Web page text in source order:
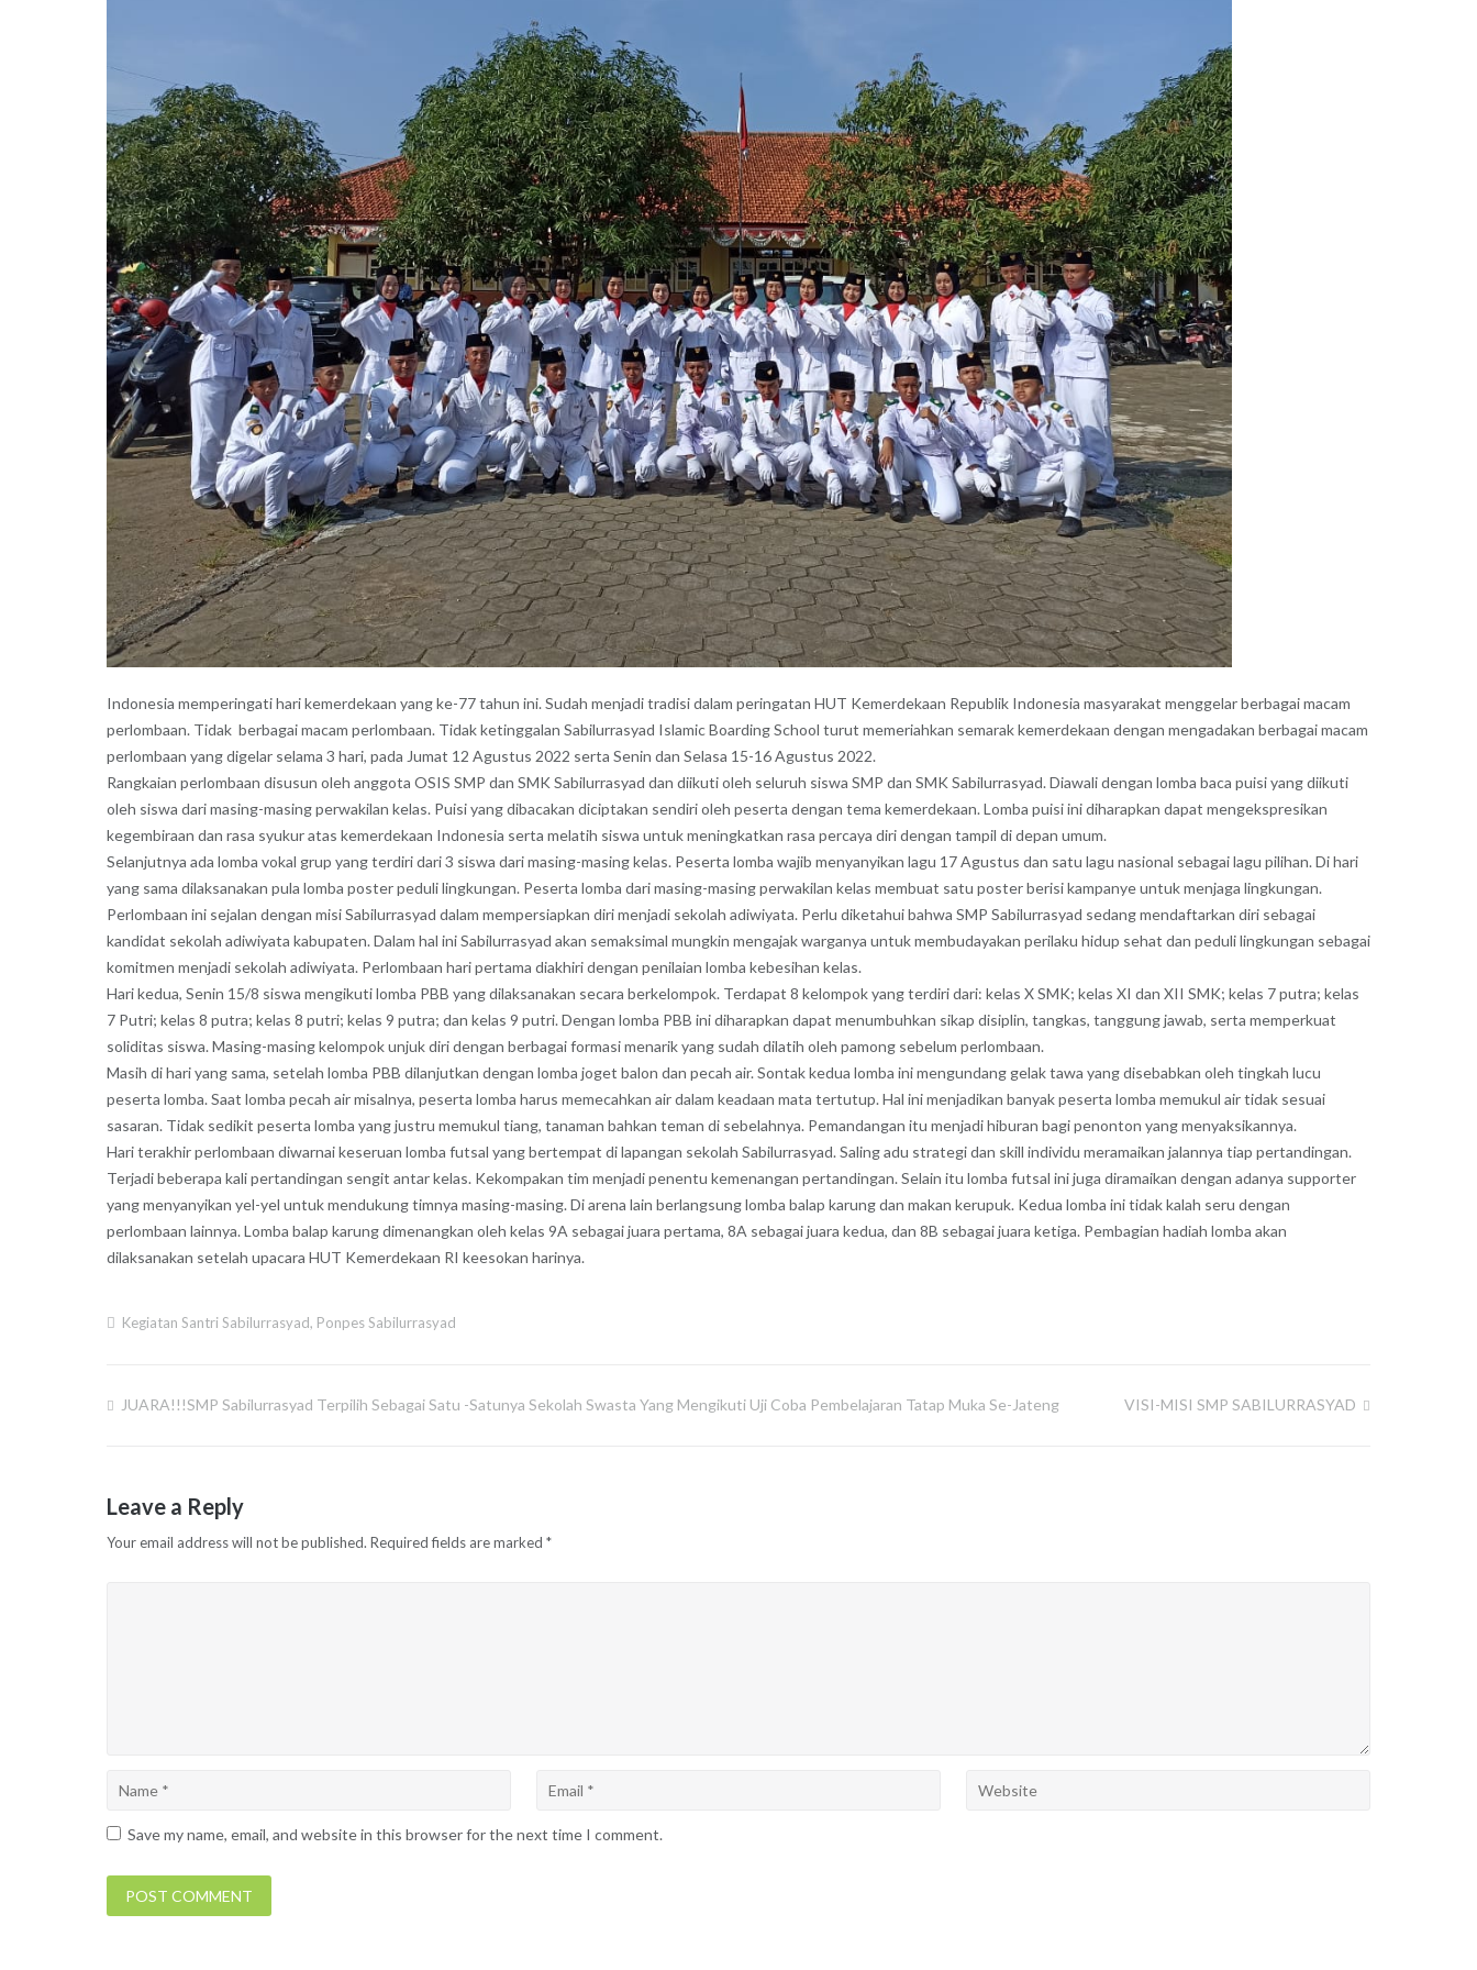
Indonesia memperingati hari kemerdekaan yang ke-77 tahun ini. Sudah menjadi tradisi dalam peringatan HUT Kemerdekaan Republik Indonesia masyarakat menggelar berbagai macam
perlombaan. Tidak berbagai macam perlombaan. Tidak ketinggalan Sabilurrasyad Islamic Boarding School turut memeriahkan semarak kemerdekaan dengan mengadakan berbagai macam
perlombaan yang digelar selama 3 hari, pada Jumat 12 Agustus 2022 serta Senin dan Selasa 15-16 Agustus 2022.
Rangkaian perlombaan disusun oleh anggota OSIS SMP dan SMK Sabilurrasyad dan diikuti oleh seluruh siswa SMP dan SMK Sabilurrasyad. Diawali dengan lomba baca puisi yang diikuti
oleh siswa dari masing-masing perwakilan kelas. Puisi yang dibacakan diciptakan sendiri oleh peserta dengan tema kemerdekaan. Lomba puisi ini diharapkan dapat mengekspresikan
kegembiraan dan rasa syukur atas kemerdekaan Indonesia serta melatih siswa untuk meningkatkan rasa percaya diri dengan tampil di depan umum.
Selanjutnya ada lomba vokal grup yang terdiri dari 3 siswa dari masing-masing kelas. Peserta lomba wajib menyanyikan lagu 17 Agustus dan satu lagu nasional sebagai lagu pilihan. Di hari
yang sama dilaksanakan pula lomba poster peduli lingkungan. Peserta lomba dari masing-masing perwakilan kelas membuat satu poster berisi kampanye untuk menjaga lingkungan.
Perlombaan ini sejalan dengan misi Sabilurrasyad dalam mempersiapkan diri menjadi sekolah adiwiyata. Perlu diketahui bahwa SMP Sabilurrasyad sedang mendaftarkan diri sebagai
kandidat sekolah adiwiyata kabupaten. Dalam hal ini Sabilurrasyad akan semaksimal mungkin mengajak warganya untuk membudayakan perilaku hidup sehat dan peduli lingkungan sebagai
komitmen menjadi sekolah adiwiyata. Perlombaan hari pertama diakhiri dengan penilaian lomba kebesihan kelas.
Hari kedua, Senin 15/8 siswa mengikuti lomba PBB yang dilaksanakan secara berkelompok. Terdapat 8 kelompok yang terdiri dari: kelas X SMK; kelas XI dan XII SMK; kelas 7 putra; kelas
7 Putri; kelas 8 putra; kelas 8 putri; kelas 9 putra; dan kelas 9 putri. Dengan lomba PBB ini diharapkan dapat menumbuhkan sikap disiplin, tangkas, tanggung jawab, serta memperkuat
soliditas siswa. Masing-masing kelompok unjuk diri dengan berbagai formasi menarik yang sudah dilatih oleh pamong sebelum perlombaan.
Masih di hari yang sama, setelah lomba PBB dilanjutkan dengan lomba joget balon dan pecah air. Sontak kedua lomba ini mengundang gelak tawa yang disebabkan oleh tingkah lucu
peserta lomba. Saat lomba pecah air misalnya, peserta lomba harus memecahkan air dalam keadaan mata tertutup. Hal ini menjadikan banyak peserta lomba memukul air tidak sesuai
sasaran. Tidak sedikit peserta lomba yang justru memukul tiang, tanaman bahkan teman di sebelahnya. Pemandangan itu menjadi hiburan bagi penonton yang menyaksikannya.
Hari terakhir perlombaan diwarnai keseruan lomba futsal yang bertempat di lapangan sekolah Sabilurrasyad. Saling adu strategi dan skill individu meramaikan jalannya tiap pertandingan.
Terjadi beberapa kali pertandingan sengit antar kelas. Kekompakan tim menjadi penentu kemenangan pertandingan. Selain itu lomba futsal ini juga diramaikan dengan adanya supporter
yang menyanyikan yel-yel untuk mendukung timnya masing-masing. Di arena lain berlangsung lomba balap karung dan makan kerupuk. Kedua lomba ini tidak kalah seru dengan
perlombaan lainnya. Lomba balap karung dimenangkan oleh kelas 9A sebagai juara pertama, 8A sebagai juara kedua, dan 8B sebagai juara ketiga. Pembagian hadiah lomba akan
dilaksanakan setelah upacara HUT Kemerdekaan RI keesokan harinya.
Kegiatan Santri Sabilurrasyad, Ponpes Sabilurrasyad
navigation
JUARA!!!SMP Sabilurrasyad Terpilih Sebagai Satu -Satunya Sekolah Swasta Yang Mengikuti Uji Coba Pembelajaran Tatap Muka Se-Jateng VISI-MISI SMP SABILURRASYAD
Leave a Reply
Your email address will not be published. Required fields are marked *
Save my name, email, and website in this browser for the next time I comment.